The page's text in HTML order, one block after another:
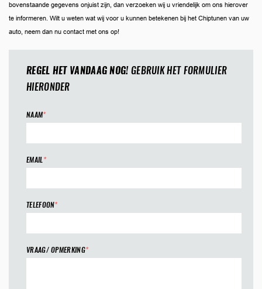
bovenstaande gegevens onjuist zijn, dan verzoeken wij u vriendelijk om ons hierover
te informeren. Wilt u weten wat wij voor u kunnen betekenen bij het Chiptunen van uw
auto, neem dan nu contact met ons op!
REGEL HET VANDAAG NOG!GEBRUIK HET FORMULIER
HIERONDER
NAAM*
EMAIL*
TELEFOON*
VRAAG/ OPMERKING*